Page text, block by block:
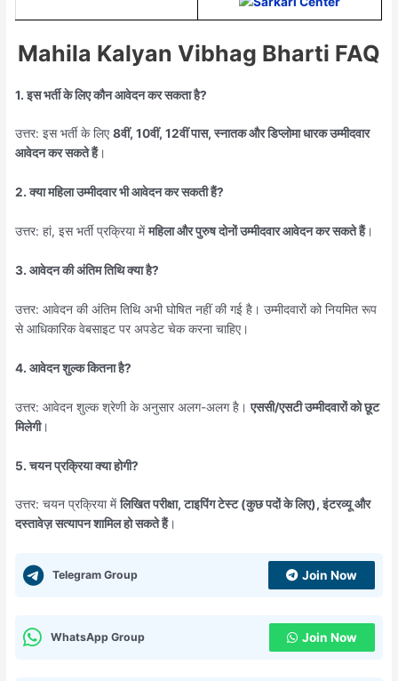
Mahila Kalyan Vibhag Bharti FAQ
1. इस भर्ती के लिए कौन आवेदन कर सकता है?
उत्तर: इस भर्ती के लिए8वीं, 10वीं, 12वीं पास, स्नातक और डिप्लोमा धारक उम्मीदवार
आवेदन कर सकते हैं।
2. क्या महिला उम्मीदवार भी आवेदन कर सकती हैं?
उत्तर: हां, इस भर्ती प्रक्रिया मेंमहिला और पुरुष दोनों उम्मीदवार आवेदन कर सकते हैं।
3. आवेदन की अंतिम तिथि क्या है?
उत्तर: आवेदन की अंतिम तिथि अभी घोषित नहीं की गई है। उम्मीदवारों को नियमित रूप
से आधिकारिक वेबसाइट पर अपडेट चेक करना चाहिए।
4. आवेदन शुल्क कितना है?
उत्तर: आवेदन शुल्क श्रेणी के अनुसार अलग-अलग है।एससी/एसटी उम्मीदवारों को छूट
मिलेगी।
5. चयन प्रक्रिया क्या होगी?
उत्तर: चयन प्रक्रिया मेंलिखित परीक्षा, टाइपिंग टेस्ट (कुछ पदों के लिए), इंटरव्यू और
दस्तावेज़ सत्यापन शामिल हो सकते हैं।
Telegram Group Join Now
WhatsApp Group Join Now